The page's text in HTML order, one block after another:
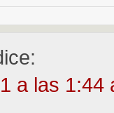
a las 1:44